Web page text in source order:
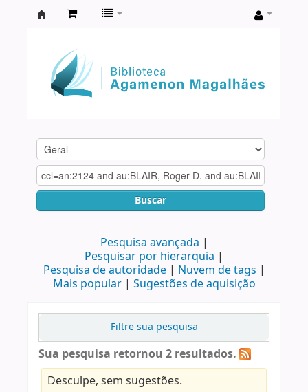
Agamenon
Magalhães
Buscar
Pesquisa avançada
Pesquisar por hierarquia
Pesquisa de autoridade
Nuvem de tags
Mais popular
Sugestões de aquisição
Filtre sua pesquisa
Sua pesquisa retornou 2 resultados.
Desculpe, sem sugestões.